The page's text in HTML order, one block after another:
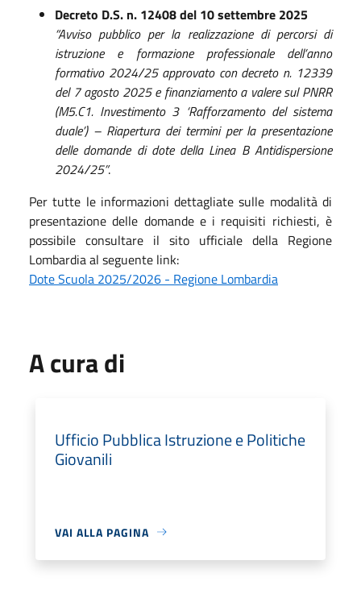
Decreto D.S. n. 12408 del 10 settembre 2025
“Avviso pubblico per la realizzazione di percorsi di
istruzione e formazione professionale dell’anno
formativo 2024/25 approvato con decreto n. 12339
del 7 agosto 2025 e finanziamento a valere sul PNRR
(M5.C1. Investimento 3 ‘Rafforzamento del sistema
duale’) – Riapertura dei termini per la presentazione
delle domande di dote della Linea B Antidispersione
2024/25”.
Per tutte le informazioni dettagliate sulle modalità di
presentazione delle domande e i requisiti richiesti, è
possibile consultare il sito ufficiale della Regione
Lombardia al seguente link:
Dote Scuola 2025/2026 - Regione Lombardia
A cura di
Ufficio Pubblica Istruzione e Politiche
Giovanili
VAI ALLA PAGINA